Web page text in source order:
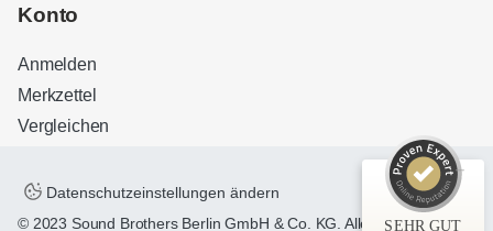
Konto
Anmelden
Merkzettel
Vergleichen
Datenschutzeinstellungen ändern
© 2023 Sound Brothers Berlin GmbH & Co. KG. Alle RechteSEHR GUT
32
Bewertungen auf
ProvenExpert.com